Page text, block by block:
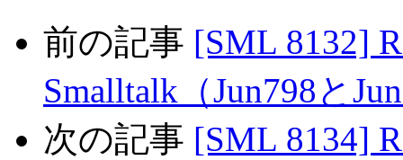
前の記事 [SML 8132]
Smalltalk（Jun798と
次の記事 [SML 8134]